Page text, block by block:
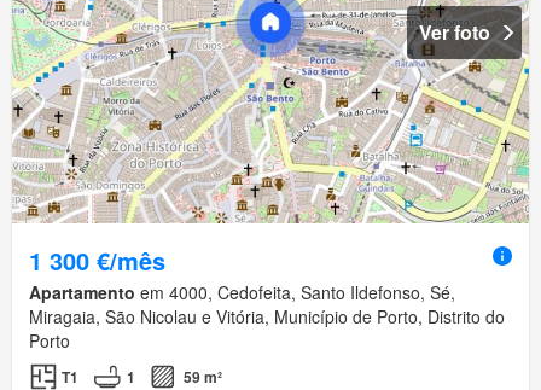
Ver foto
1 300 €/mês
Apartamento em 4000, Cedofeita, Santo Ildefonso, Sé,
Miragaia, São Nicolau e Vitória, Município de Porto, Distrito do
Porto
T1 1 59 m²